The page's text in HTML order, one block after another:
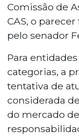
Comissão de
CAS, o
pelo senador
Para
categorias, a
tentativa de
considerada
do mercado